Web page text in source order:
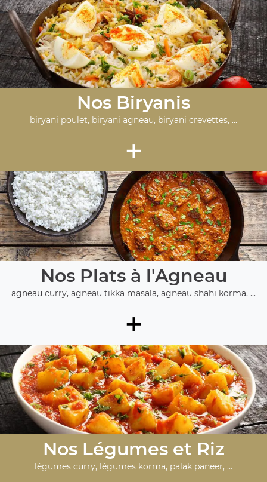
Nos Biryanis
biryani poulet, biryani agneau, biryani crevettes, ...
+
Nos Plats à l'Agneau
agneau curry, agneau tikka masala, agneau shahi korma, ...
+
Nos Légumes et Riz
légumes curry, légumes korma, palak paneer, ...